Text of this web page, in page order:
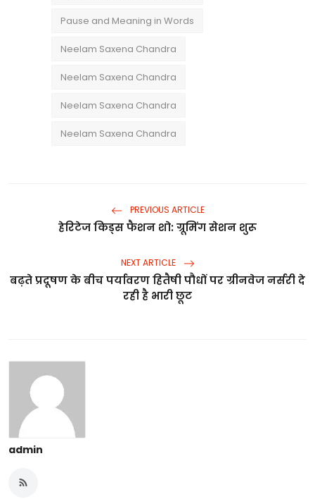
Pause and Meaning in Words
Neelam Saxena Chandra
Neelam Saxena Chandra
Neelam Saxena Chandra
Neelam Saxena Chandra
PREVIOUS ARTICLE
हेरिटेज किड्स फैशन शो: ग्रूमिंग सेशन शुरू
NEXT ARTICLE
बढ़ते प्रदूषण के बीच पर्यावरण हितैषी पौधों पर ग्रीनवेज नर्सरी दे
रही है भारी छूट
admin